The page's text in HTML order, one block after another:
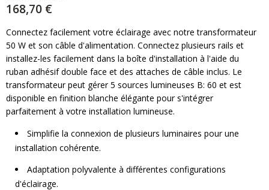
168,70 €
Connectez facilement votre éclairage avec notre transformateur
50 W et son câble d'alimentation. Connectez plusieurs rails et
installez-les facilement dans la boîte d'installation à l'aide du
ruban adhésif double face et des attaches de câble inclus. Le
transformateur peut gérer 5 sources lumineuses B: 60 et est
disponible en finition blanche élégante pour s'intégrer
parfaitement à votre installation lumineuse.
Simplifie la connexion de plusieurs luminaires pour une
installation cohérente.
Adaptation polyvalente à différentes configurations
d'éclairage.